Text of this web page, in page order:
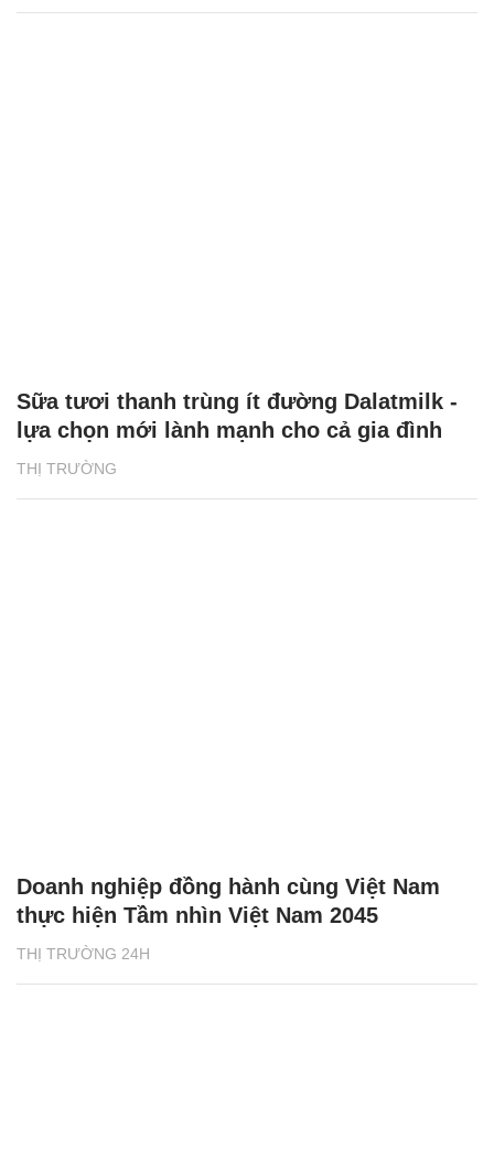
THỊ TRƯỜNG
Sữa tươi thanh trùng ít đường Dalatmilk -
lựa chọn mới lành mạnh cho cả gia đình
THỊ TRƯỜNG 24H
Doanh nghiệp đồng hành cùng Việt Nam
thực hiện Tầm nhìn Việt Nam 2045